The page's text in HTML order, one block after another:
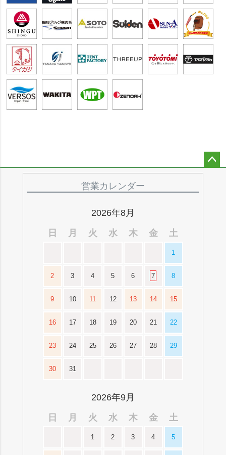
営業カレンダー
2026年8月
日
月 火 水 木 金 土
1
2 3 4 5 6 7 8
9 10 11 12 13 14 15
16 17 18 19 20 21 22
23 24 25 26 27 28 29
30 31
2026年9月
日
月 火 水 木 金 土
1 2 3 4 5